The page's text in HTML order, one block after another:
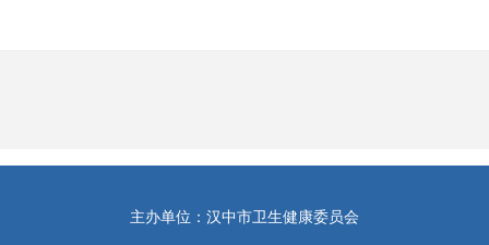
主办单位：汉中市卫生健康委员会